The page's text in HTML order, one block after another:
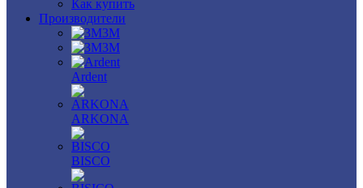
Как купить
Производители
3M
3М
Ardent
ARKONA
BISCO